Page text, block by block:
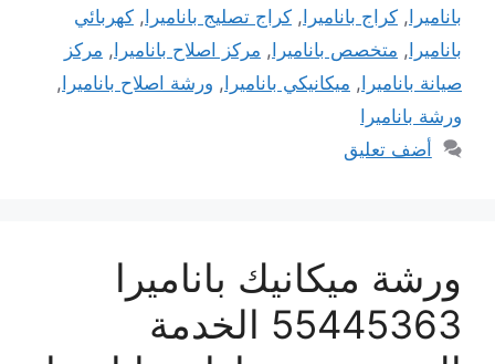
باناميرا, كراج باناميرا, كراج تصليج باناميرا, كهربائي
باناميرا, متخصص باناميرا, مركز اصلاح باناميرا, مركز
صيانة باناميرا, ميكانيكي باناميرا, ورشة اصلاح باناميرا,
ورشة باناميرا
أضف تعليق
ورشة ميكانيك باناميرا
55445363 الخدمة